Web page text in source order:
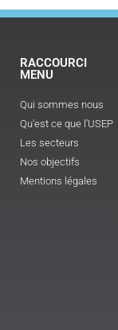
RACCOURCI
MENU
Qui sommes nous
Qu'est ce que l'USEP
Les secteurs
Nos objectifs
Mentions légales